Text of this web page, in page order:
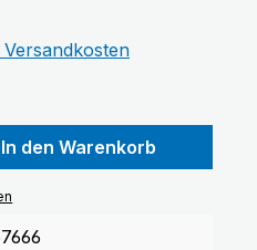
Gib den
In den Warenkorb